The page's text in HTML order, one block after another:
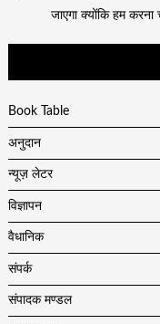
जाएगा क्योंकि हम करना
Book Table
अनुदान
न्यूज़ लेटर
विज्ञापन
वैधानिक
संपर्क
संपादक मण्डल